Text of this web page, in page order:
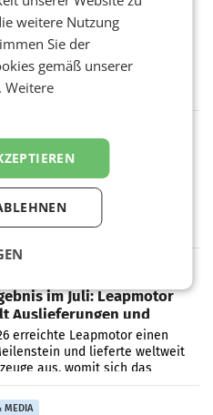
zwei Filialen in
Niederösterreich
– Im Rahmen einer
zwei Filialen in Nieder- und
im rund
für den Wechsel: Jürgen
ab 1.1.2027 auf Adeg
– Die geplante
zwischen Adeg und dem
Kaufmann Jürgen Albrecht ist
und der
im Juli: Leapmotor
Auslieferungen und
die 100.000er-Marke
erreichte Leapmotor einen
und lieferte weltweit
aus, womit sich das
Juli 2025 mehr als
MEDIA
weitere Nutzung
Sie der
gemäß unserer
Weitere